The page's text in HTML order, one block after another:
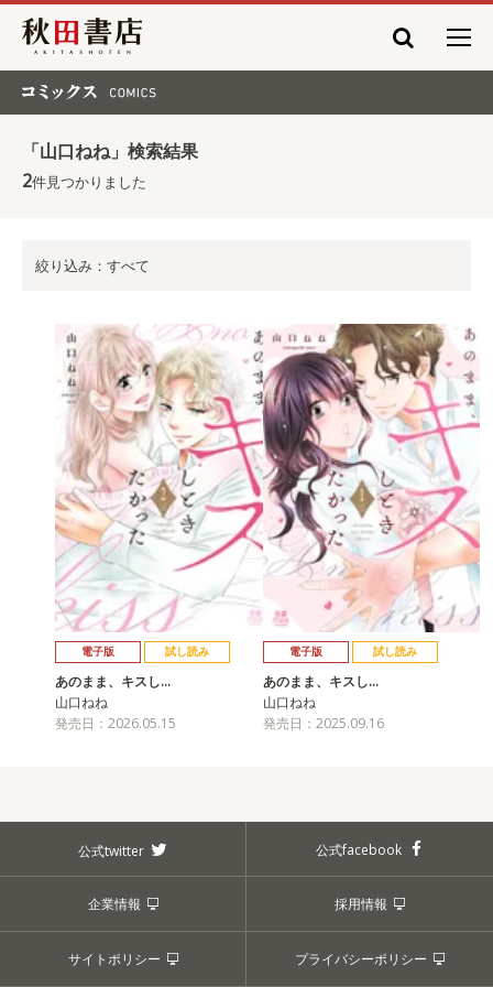
秋田書店
「山口ねね」検索結果
2件見つかりました
絞り込み：すべて
電子版 試し読み
あのまま、キスし…
山口ねね
発売日：2026.05.15
電子版 試し読み
あのまま、キスし…
山口ねね
発売日：2025.09.16
公式twitter 公式facebook
企業情報 採用情報
サイトポリシー プライバシーポリシー